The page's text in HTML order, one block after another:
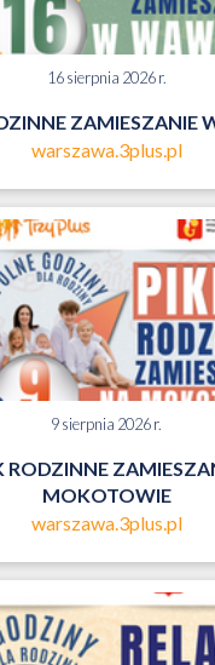
16 sierpnia 2026 r.
ZAMIESZANIE
warszawa.3plus.pl
9 sierpnia 2026 r.
RODZINNE
MOKOTOWIE
warszawa.3plus.pl